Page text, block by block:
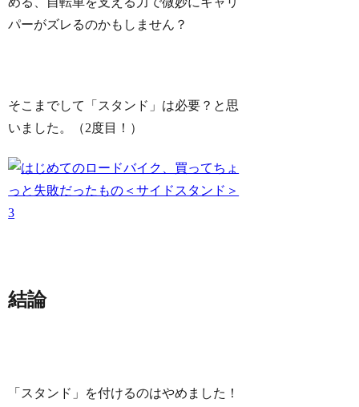
パーがズレるのかもしません？
そこまでして「スタンド」は必要？と思
いました。（2度目！）
結論
「スタンド」を付けるのはやめました！